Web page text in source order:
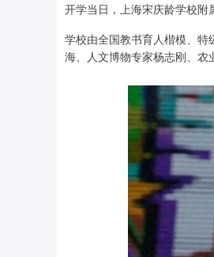
开学当日，上海宋庆龄学校附
学校由全国教书育人楷模、
海、人文博物专家杨志刚、农